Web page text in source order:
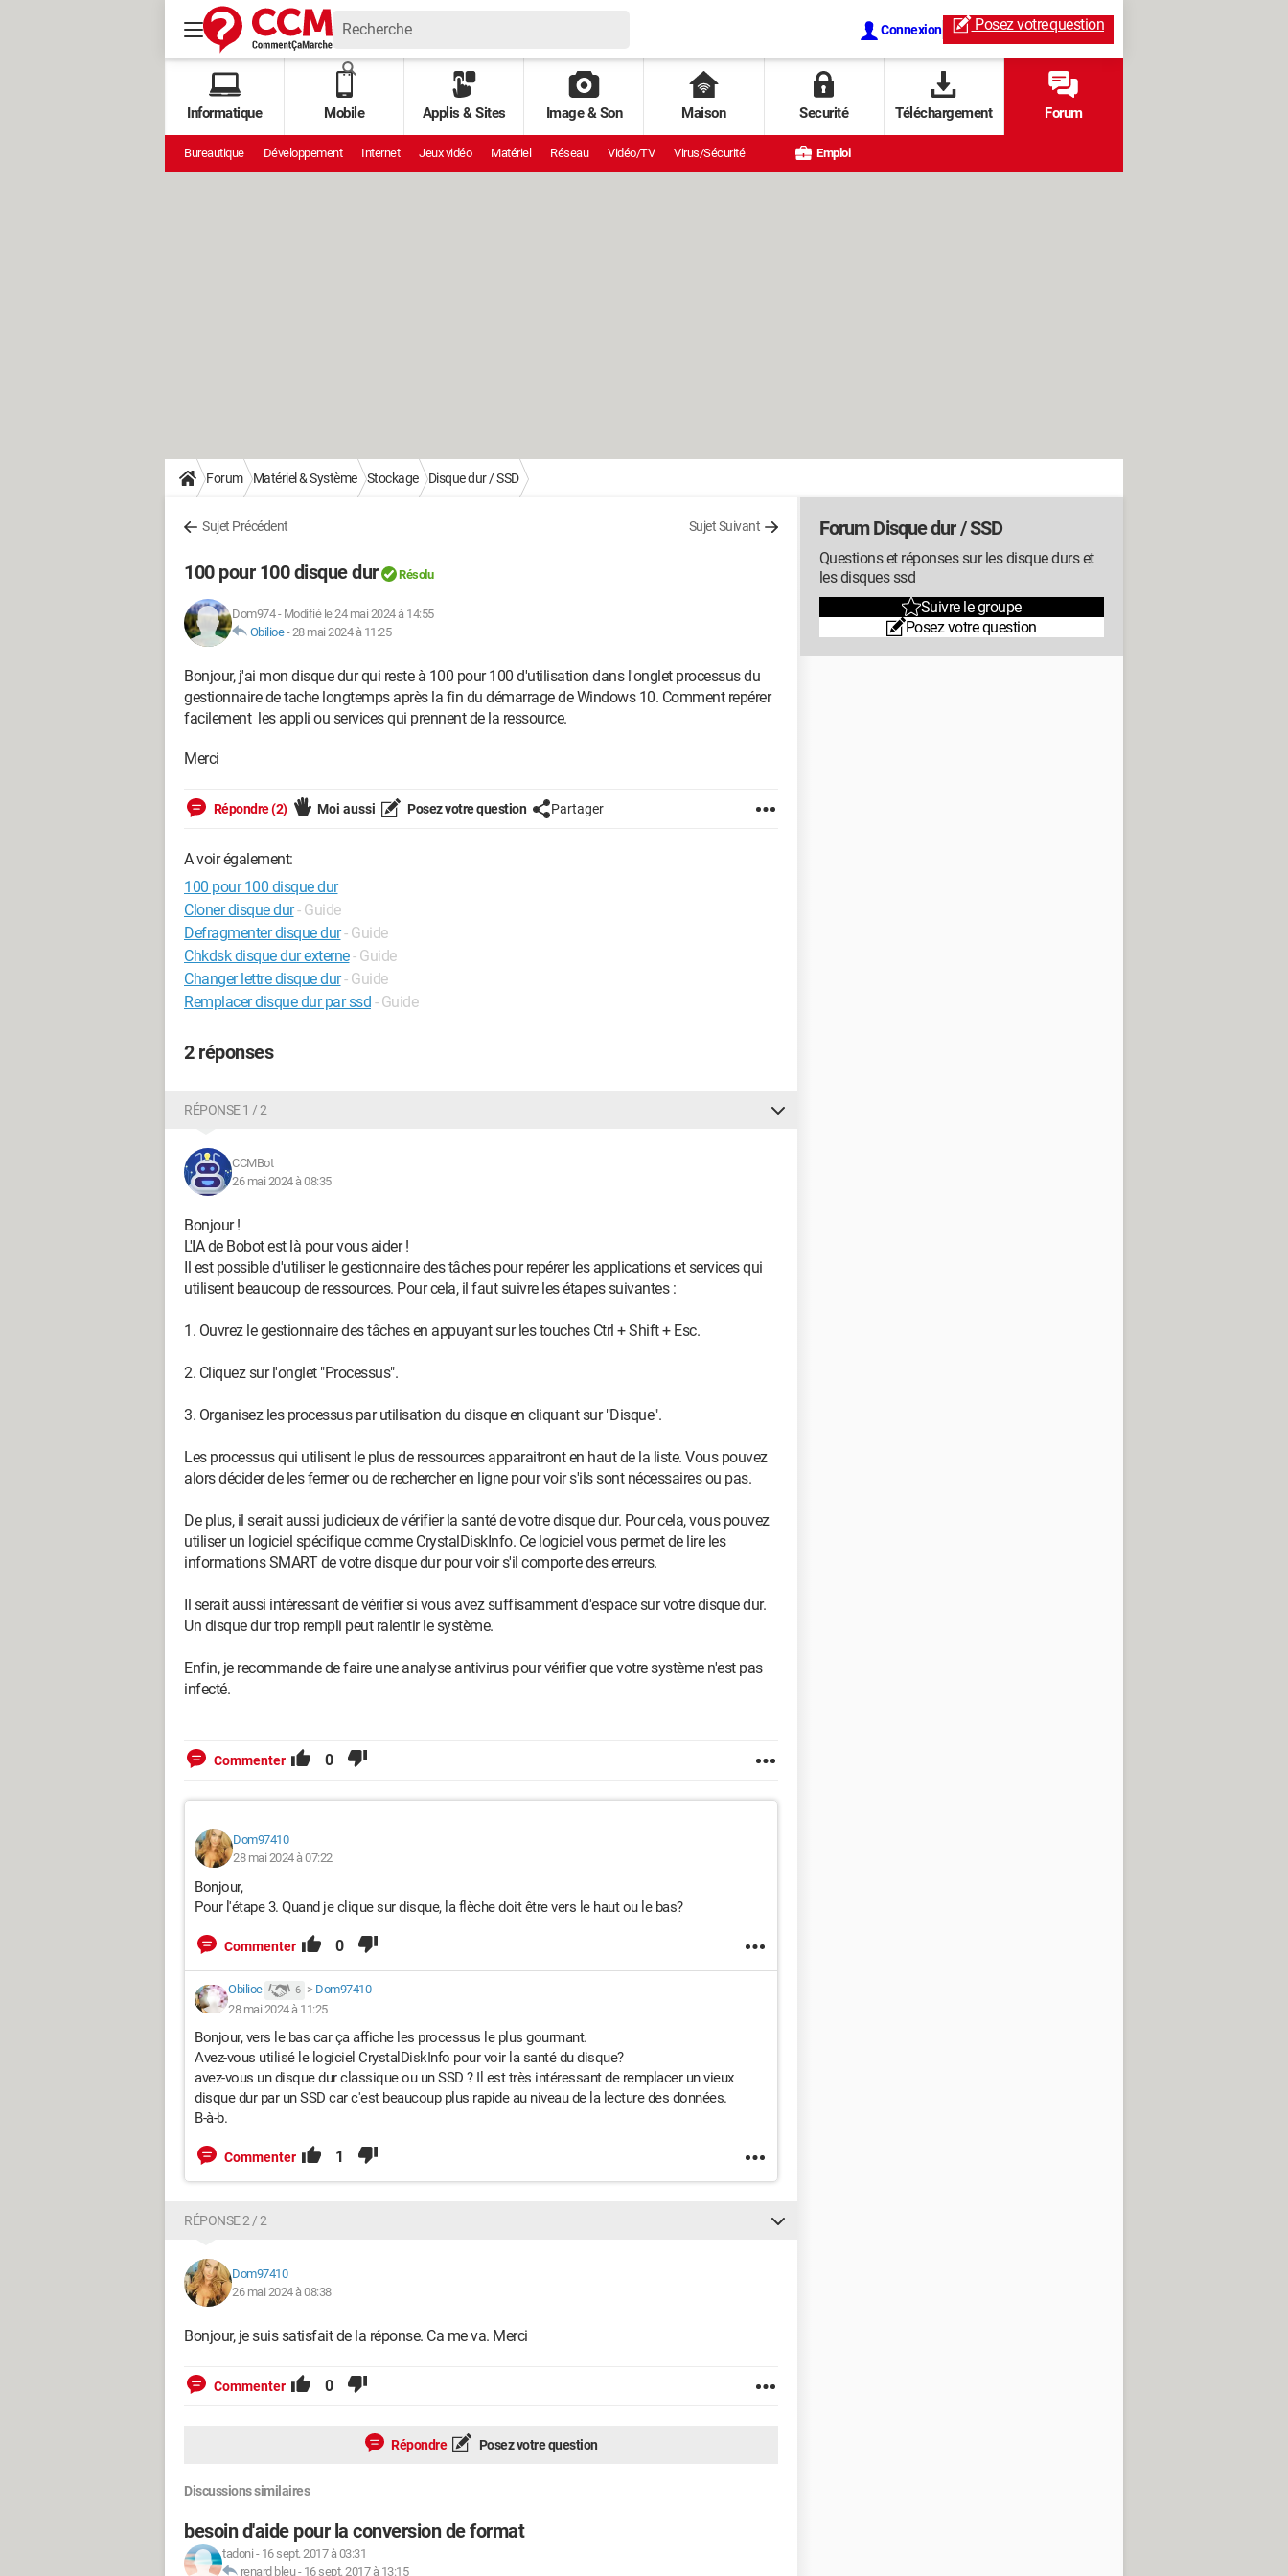
Connexion Posez votrequestion
Informatique Mobile Applis & Sites Image & Son Maison Securité Téléchargement Forum
Bureautique Développement Internet Jeux vidéo Matériel Réseau Vidéo/TV Virus/Sécurité Emploi
Forum Matériel & Système Stockage Disque dur / SSD
Sujet Précédent Sujet Suivant
100 pour 100 disque dur Résolu
Dom974- Modifié le 24 mai 2024 à 14:55
Obilioe-28 mai 2024 à 11:25
Bonjour, j'ai mon disque dur qui reste à 100 pour 100 d'utilisation dans l'onglet processus du
gestionnaire de tache longtemps après la fin du démarrage de Windows 10. Comment repérer
facilement les appli ou services qui prennent de la ressource.
Merci
Répondre (2) Moi aussi Posez votre question Partager
A voir également:
100 pour 100 disque dur
Cloner disque dur- Guide
Defragmenter disque dur- Guide
Chkdsk disque dur externe- Guide
Changer lettre disque dur- Guide
Remplacer disque dur par ssd - Guide
2 réponses
RÉPONSE 1 / 2
CCMBot
26 mai 2024 à 08:35
Bonjour !
L'IA de Bobot est là pour vous aider !
Il est possible d'utiliser le gestionnaire des tâches pour repérer les applications et services qui
utilisent beaucoup de ressources. Pour cela, il faut suivre les étapes suivantes :
1. Ouvrez le gestionnaire des tâches en appuyant sur les touches Ctrl + Shift + Esc.
2. Cliquez sur l'onglet "Processus".
3. Organisez les processus par utilisation du disque en cliquant sur "Disque".
Les processus qui utilisent le plus de ressources apparaitront en haut de la liste. Vous pouvez
alors décider de les fermer ou de rechercher en ligne pour voir s'ils sont nécessaires ou pas.
De plus, il serait aussi judicieux de vérifier la santé de votre disque dur. Pour cela, vous pouvez
utiliser un logiciel spécifique comme CrystalDiskInfo. Ce logiciel vous permet de lire les
informations SMART de votre disque dur pour voir s'il comporte des erreurs.
Il serait aussi intéressant de vérifier si vous avez suffisamment d'espace sur votre disque dur.
Un disque dur trop rempli peut ralentir le système.
Enfin, je recommande de faire une analyse antivirus pour vérifier que votre système n'est pas
infecté.
Commenter 0
Dom97410
28 mai 2024 à 07:22
Bonjour,
Pour l'étape 3. Quand je clique sur disque, la flèche doit être vers le haut ou le bas?
Commenter 0
Obilioe 6 > Dom97410
28 mai 2024 à 11:25
Bonjour, vers le bas car ça affiche les processus le plus gourmant.
Avez-vous utilisé le logiciel CrystalDiskInfo pour voir la santé du disque?
avez-vous un disque dur classique ou un SSD ? Il est très intéressant de remplacer un vieux
disque dur par un SSD car c'est beaucoup plus rapide au niveau de la lecture des données.
B-à-b.
Commenter 1
RÉPONSE 2 / 2
Dom97410
26 mai 2024 à 08:38
Bonjour, je suis satisfait de la réponse. Ca me va. Merci
Commenter 0
Répondre Posez votre question
Discussions similaires
besoin d'aide pour la conversion de format
tadoni - 16 sept. 2017 à 03:31
renard bleu- 16 sept. 2017 à 13:15
Forum Disque dur / SSD
Questions et réponses sur les disque durs et
les disques ssd
Suivre le groupe
Posez votre question